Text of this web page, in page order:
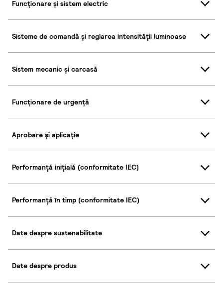
Funcționare și sistem electric
Sisteme de comandă și reglarea intensității luminoase
Sistem mecanic și carcasă
Funcționare de urgență
Aprobare și aplicație
Performanță inițială (conformitate IEC)
Performanță în timp (conformitate IEC)
Date despre sustenabilitate
Date despre produs